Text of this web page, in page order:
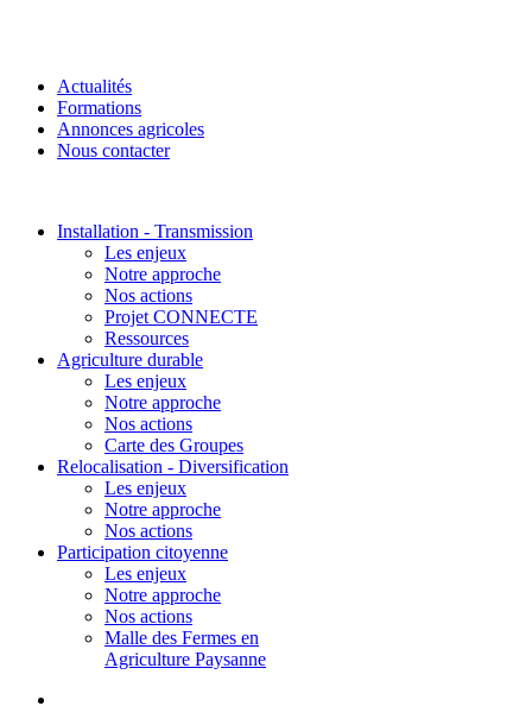
Actualités
Formations
Annonces agricoles
Nous contacter
Installation - Transmission
Les enjeux
Notre approche
Nos actions
Projet CONNECTE
Ressources
Agriculture durable
Les enjeux
Notre approche
Nos actions
Carte des Groupes
Relocalisation - Diversification
Les enjeux
Notre approche
Nos actions
Participation citoyenne
Les enjeux
Notre approche
Nos actions
Malle des Fermes en
Agriculture Paysanne